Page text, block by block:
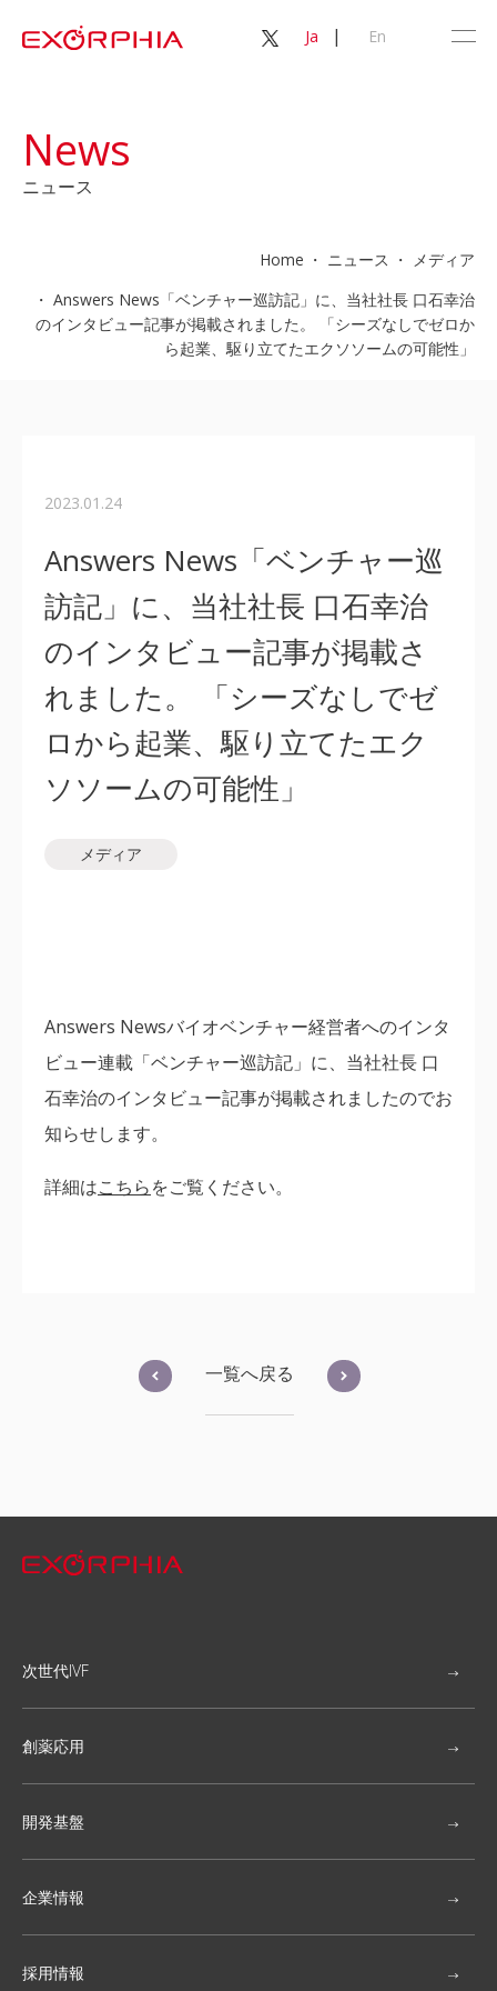
Ja | En
News
ニュース
Home ニュース
メディア
Answers News「ベンチャー巡訪記」に、当社社長 口石幸治
のインタビュー記事が掲載されました。 「シーズなしでゼロか
ら起業、駆り立てたエクソソームの可能性」
2023.01.24
Answers News「ベンチャー巡
訪記」に、当社社長 口石幸治
のインタビュー記事が掲載さ
れました。 「シーズなしでゼ
ロから起業、駆り立てたエク
ソソームの可能性」
メディア
Answers Newsバイオベンチャー経営者へのインタ
ビュー連載「ベンチャー巡訪記」に、当社社長 口
石幸治のインタビュー記事が掲載されましたのでお
知らせします。
詳細はこちらをご覧ください。
一覧へ戻る
次世代IVF
創薬応用
開発基盤
企業情報
採用情報